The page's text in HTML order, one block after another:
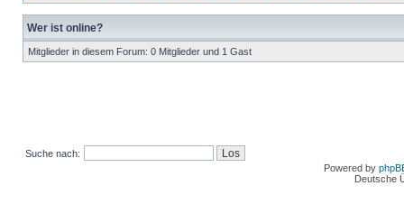
Wer ist online?
Mitglieder in diesem Forum: 0 Mitglieder und 1 Gast
Suche nach:
Powered by
Deutsche